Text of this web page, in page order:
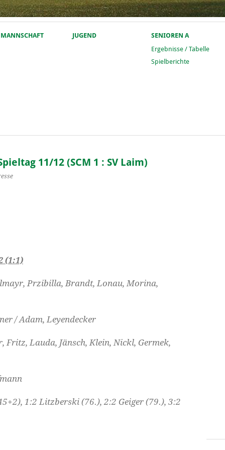
JUGEND
SENIOREN A
Ergebnisse / Tabelle
Spielberichte
11/12 (SCM 1 : SV Laim)
(1:1)
Przibilla, Brandt, Lonau, Morina,
/ Adam, Leyendecker
Fritz, Lauda, Jänsch, Klein, Nickl, Germek,
1:2 Litzberski (76.), 2:2 Geiger (79.), 3:2